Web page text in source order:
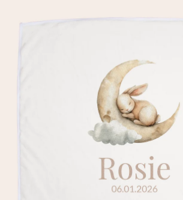
4,7 (na podstawie +15 000
Nasze prezenty inspirują. Klienci oceniają
Darmowy bilecik z życzeniami
Stwórz coś wyjątkowego w zaledwie
imieniem, swoim zdjęciem lub
poruszy serce. Bez problemu, po prostu